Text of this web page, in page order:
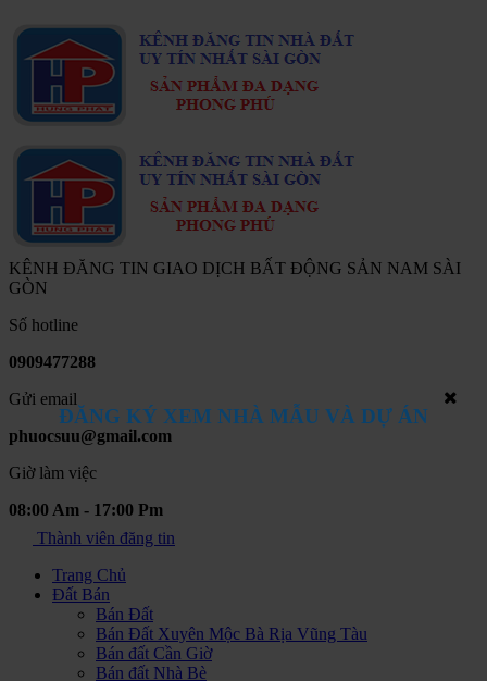
KÊNH ĐĂNG TIN GIAO DỊCH BẤT ĐỘNG SẢN NAM SÀI
GÒN
Số hotline
0909477288
Gửi email
phuocsuu@gmail.com
Giờ làm việc
08:00 Am - 17:00 Pm
Thành viên đăng tin
Trang Chủ
Đất Bán
Bán Đất
Bán Đất Xuyên Mộc Bà Rịa Vũng Tàu
Bán đất Cần Giờ
Bán đất Nhà Bè
ĐĂNG KÝ XEM NHÀ MẪU VÀ DỰ ÁN